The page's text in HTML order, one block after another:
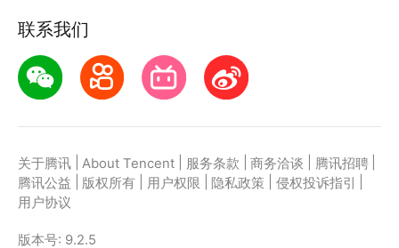
联系我们
关于腾讯 About Tencent 服务条款 商务洽谈 腾讯招聘
腾讯公益
版权所有 用户权限 隐私政策 侵权投诉指引
用户协议
版本号: 9.2.5